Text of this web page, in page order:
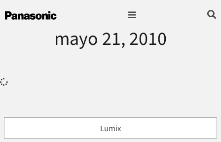
mayo 21, 2010
Lumix